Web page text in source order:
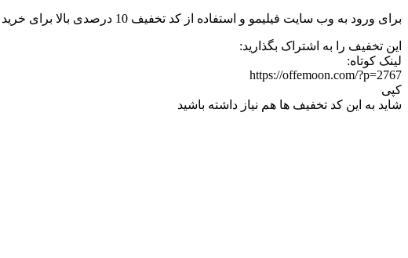
برای ورود به وب سایت فیلیمو و استفاده از کد تخفیف 10 درصدی بالا برای خرید اشتراک یک و شش ماهه کافیست بر روی دکمه‌ی “
این تخفیف را به اشتراک بگذارید:
لینک کوتاه:
https://offemoon.com/?p=2767
کپی
شاید به این کد تخفیف ها هم نیاز داشته باشید